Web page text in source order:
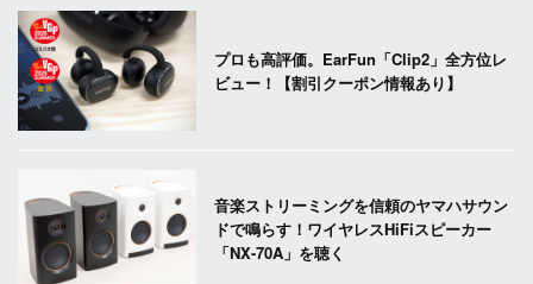
プロも高評価。EarFun「Clip2」全方位レ
ビュー！【割引クーポン情報あり】
音楽ストリーミングを信頼のヤマハサウン
ドで鳴らす！ワイヤレスHiFiスピーカー
「NX-70A」を聴く